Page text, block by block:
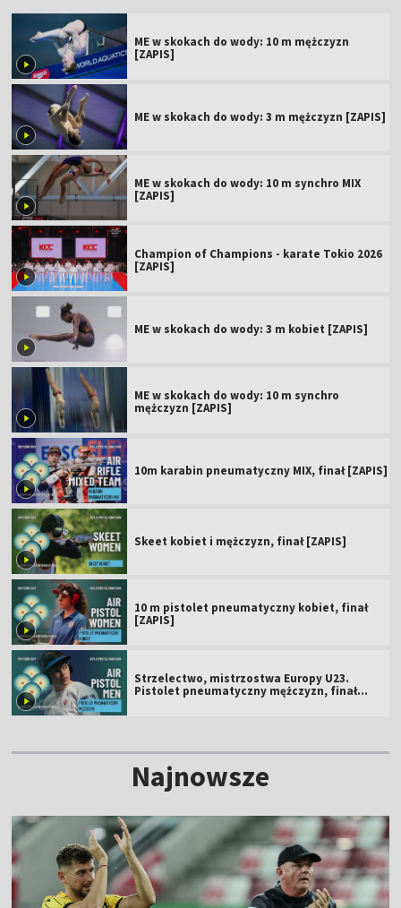
ME w skokach do wody: 10 m mężczyzn
[ZAPIS]
ME w skokach do wody: 3 m mężczyzn [ZAPIS]
ME w skokach do wody: 10 m synchro MIX
[ZAPIS]
Champion of Champions - karate Tokio 2026
[ZAPIS]
ME w skokach do wody: 3 m kobiet [ZAPIS]
ME w skokach do wody: 10 m synchro
mężczyzn [ZAPIS]
10m karabin pneumatyczny MIX, finał [ZAPIS]
Skeet kobiet i mężczyzn, finał [ZAPIS]
10 m pistolet pneumatyczny kobiet, finał
[ZAPIS]
Strzelectwo, mistrzostwa Europy U23.
Pistolet pneumatyczny mężczyzn, finał
Najnowsze